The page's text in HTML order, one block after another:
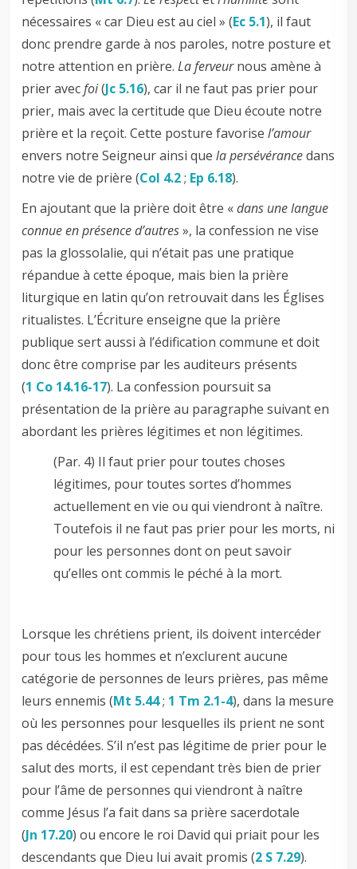
nécessaires « car Dieu est au ciel » (Ec 5.1), il faut
donc prendre garde à nos paroles, notre posture et
notre attention en prière.La ferveurnous amène à
prier avecfoi(Jc 5.16), car il ne faut pas prier pour
prier, mais avec la certitude que Dieu écoute notre
prière et la reçoit. Cette posture favorisel’amour
envers notre Seigneur ainsi quela persévérancedans
notre vie de prière (Col 4.2; Ep 6.18).
En ajoutant que la prière doit être «dans une langue
connue en présence d’autres», la confession ne vise
pas la glossolalie, qui n’était pas une pratique
répandue à cette époque, mais bien la prière
liturgique en latin qu’on retrouvait dans les Églises
ritualistes. L’Écriture enseigne que la prière
publique sert aussi à l’édification commune et doit
donc être comprise par les auditeurs présents
(1 Co 14.16-17). La confession poursuit sa
présentation de la prière au paragraphe suivant en
abordant les prières légitimes et non légitimes.
(Par. 4) Il faut prier pour toutes choses
légitimes, pour toutes sortes d’hommes
actuellement en vie ou qui viendront à naître.
Toutefois il ne faut pas prier pour les morts, ni
pour les personnes dont on peut savoir
qu’elles ont commis le péché à la mort.
Lorsque les chrétiens prient, ils doivent intercéder
pour tous les hommes et n’exclurent aucune
catégorie de personnes de leurs prières, pas même
leurs ennemis (Mt 5.44; 1 Tm 2.1-4), dans la mesure
où les personnes pour lesquelles ils prient ne sont
pas décédées. S’il n’est pas légitime de prier pour le
salut des morts, il est cependant très bien de prier
pour l’âme de personnes qui viendront à naître
comme Jésus l’a fait dans sa prière sacerdotale
(Jn 17.20) ou encore le roi David qui priait pour les
descendants que Dieu lui avait promis (2 S 7.29).